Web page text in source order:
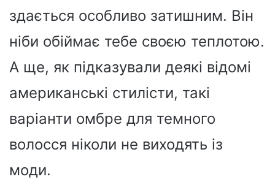
здається особливо затишним. Він
ніби обіймає тебе своєю теплотою.
А ще, як підказували деякі відомі
американські стилісти, такі
варіанти омбре для темного
волосся ніколи не виходять із
моди.